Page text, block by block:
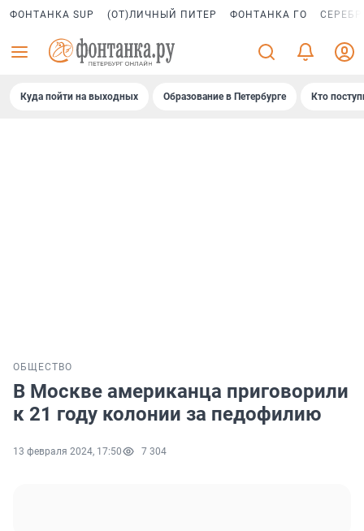
ФОНТАНКА SUP (ОТ)ЛИЧНЫЙ ПИТЕР ФОНТАНКА ГО
Куда пойти на выходных Образование в Петербурге Кто
ОБЩЕСТВО
В Москве американца приговорили
к 21 году колонии за педофилию
13 февраля 2024, 17:50 7 304